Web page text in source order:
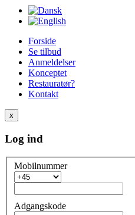
Forside
Se tilbud
Anmeldelser
Konceptet
Restauratør?
Kontakt
x
Log ind
Mobilnummer
Adgangskode